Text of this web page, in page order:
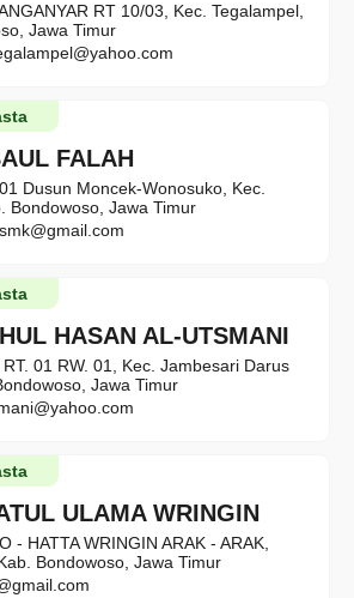
RT 10/03, Kec. Tegalampel,
Jawa Timur
FALAH
Dusun Moncek-Wonosuko, Kec.
Bondowoso, Jawa Timur
HASAN AL-UTSMANI
01 RW. 01, Kec. Jambesari Darus
Jawa Timur
ULAMA WRINGIN
- HATTA WRINGIN ARAK - ARAK,
Bondowoso, Jawa Timur